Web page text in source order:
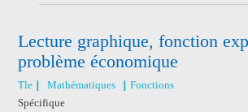
Lecture graphique, fonction
problème économique
Tle Mathématiques
Fonctions
Spécifique